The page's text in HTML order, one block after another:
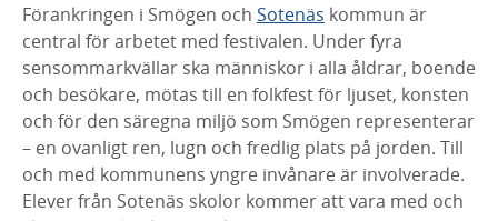
Förankringen i Smögen och Sotenäs kommun är
central för arbetet med festivalen. Under fyra
sensommarkvällar ska människor i alla åldrar, boende
och besökare, mötas till en folkfest för ljuset, konsten
och för den säregna miljö som Smögen representerar
– en ovanligt ren, lugn och fredlig plats på jorden. Till
och med kommunens yngre invånare är involverade.
Elever från Sotenäs skolor kommer att vara med och